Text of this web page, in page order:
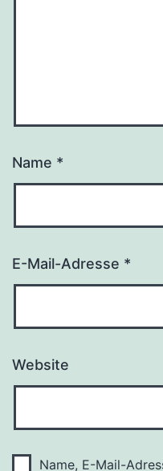
Name *
E-Mail-Adresse *
Website
Name, E-Mail-